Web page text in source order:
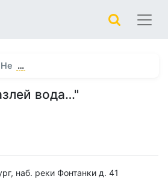
…
вода…"
наб. реки Фонтанки д. 41